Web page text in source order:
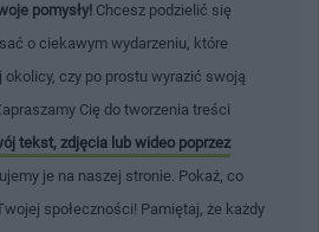
pomysły! Chcesz podzielić się
o ciekawym wydarzeniu, które
okolicy, czy po prostu wyrazić swoją
Cię do tworzenia treści
tekst, zdjęcia lub wideo poprzez
je na naszej stronie. Pokaż, co
społeczności! Pamiętaj, że każdy